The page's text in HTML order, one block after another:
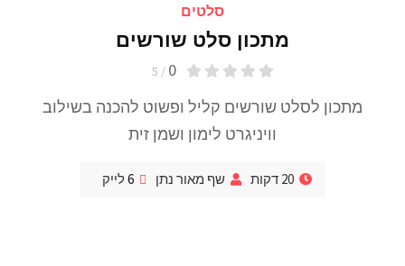
סלטים
מתכון סלט שורשים
0
/ 5
מתכון לסלט שורשים קליל ופשוט להכנה בשילוב
וויניגרט לימון ושמן זית
20 דקות שף מאור נתן 6לייק